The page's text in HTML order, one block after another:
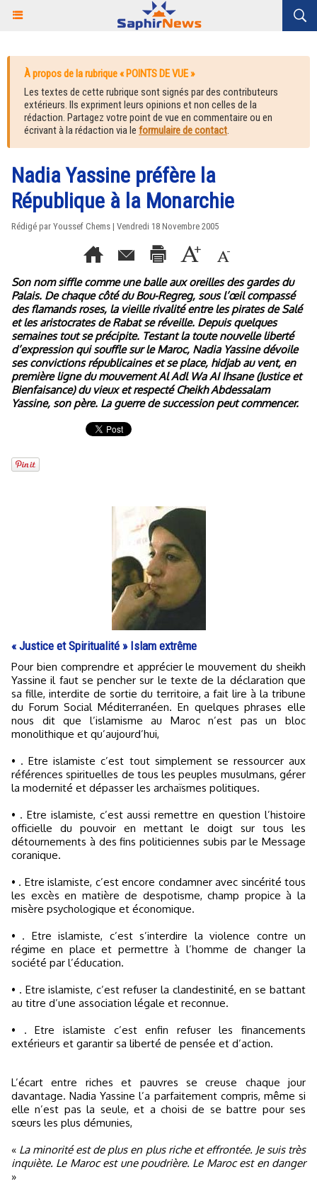
À propos de la rubrique « POINTS DE VUE »
Les textes de cette rubrique sont signés par des contributeurs
extérieurs. Ils expriment leurs opinions et non celles de la
rédaction. Partagez votre point de vue en commentaire ou en
écrivant à la rédaction via le formulaire de contact.
Nadia Yassine préfère la
République à la Monarchie
Rédigé par Youssef Chems | Vendredi 18 Novembre 2005
Son nom siffle comme une balle aux oreilles des gardes du
Palais. De chaque côté du Bou-Regreg, sous l’œil compassé
des flamands roses, la vieille rivalité entre les pirates de Salé
et les aristocrates de Rabat se réveille. Depuis quelques
semaines tout se précipite. Testant la toute nouvelle liberté
d’expression qui souffle sur le Maroc, Nadia Yassine dévoile
ses convictions républicaines et se place, hidjab au vent, en
première ligne du mouvement Al Adl Wa AI Ihsane (Justice et
Bienfaisance) du vieux et respecté Cheikh Abdessalam
Yassine, son père. La guerre de succession peut commencer.
« Justice et Spiritualité » Islam extrême
Pour bien comprendre et apprécier le mouvement du sheikh
Yassine il faut se pencher sur le texte de la déclaration que
sa fille, interdite de sortie du territoire, a fait lire à la tribune
du Forum Social Méditerranéen. En quelques phrases elle
nous dit que l’islamisme au Maroc n’est pas un bloc
monolithique et qu’aujourd’hui,
• . Etre islamiste c’est tout simplement se ressourcer aux
références spirituelles de tous les peuples musulmans, gérer
la modernité et dépasser les archaïsmes politiques.
• . Etre islamiste, c’est aussi remettre en question l’histoire
officielle du pouvoir en mettant le doigt sur tous les
détournements à des fins politiciennes subis par le Message
coranique.
• . Etre islamiste, c’est encore condamner avec sincérité tous
les excès en matière de despotisme, champ propice à la
misère psychologique et économique.
• . Etre islamiste, c’est s’interdire la violence contre un
régime en place et permettre à l’homme de changer la
société par l’éducation.
• . Etre islamiste, c’est refuser la clandestinité, en se battant
au titre d’une association légale et reconnue.
• . Etre islamiste c’est enfin refuser les financements
extérieurs et garantir sa liberté de pensée et d’action.
L’écart entre riches et pauvres se creuse chaque jour
davantage. Nadia Yassine l’a parfaitement compris, même si
elle n’est pas la seule, et a choisi de se battre pour ses
sœurs les plus démunies,
« La minorité est de plus en plus riche et effrontée. Je suis très
inquiète. Le Maroc est une poudrière. Le Maroc est en danger
»